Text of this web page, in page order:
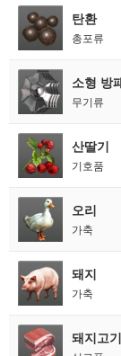
탄환
총포류
소형 방
무기류
산딸기
기호품
오리
가축
돼지
가축
돼지고기